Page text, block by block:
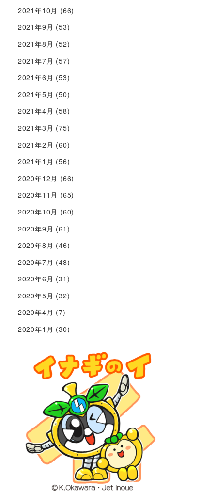
2021年10月 (66)
2021年9月 (53)
2021年8月 (52)
2021年7月 (57)
2021年6月 (53)
2021年5月 (50)
2021年4月 (58)
2021年3月 (75)
2021年2月 (60)
2021年1月 (56)
2020年12月 (66)
2020年11月 (65)
2020年10月 (60)
2020年9月 (61)
2020年8月 (46)
2020年7月 (48)
2020年6月 (31)
2020年5月 (32)
2020年4月 (7)
2020年1月 (30)